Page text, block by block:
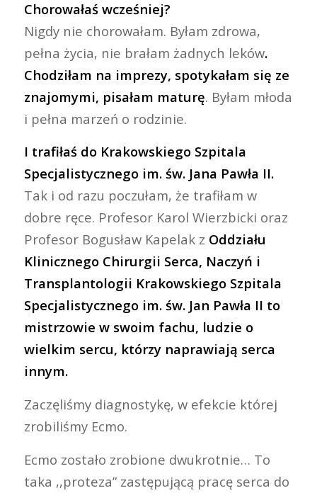
Chorowałaś wcześniej?
Nigdy nie chorowałam. Byłam zdrowa,
pełna życia, nie brałam żadnych leków.
Chodziłam na imprezy, spotykałam się ze
znajomymi, pisałam maturę. Byłam młoda
i pełna marzeń o rodzinie.
I trafiłaś do Krakowskiego Szpitala
Specjalistycznego im. św. Jana Pawła II.
Tak i od razu poczułam, że trafiłam w
dobre ręce. Profesor Karol Wierzbicki oraz
Profesor Bogusław Kapelak z Oddziału
Klinicznego Chirurgii Serca, Naczyń i
Transplantologii Krakowskiego Szpitala
Specjalistycznego im. św. Jan Pawła II to
mistrzowie w swoim fachu, ludzie o
wielkim sercu, którzy naprawiają serca
innym.
Zaczęliśmy diagnostykę, w efekcie której
zrobiliśmy Ecmo.
Ecmo zostało zrobione dwukrotnie… To
taka ,,proteza” zastępującą pracę serca do